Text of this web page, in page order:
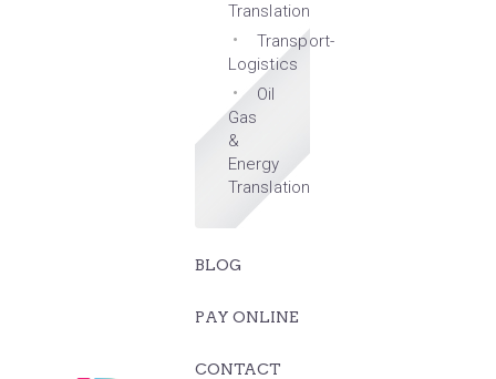
Translation
Transport-
Logistics
Oil
Gas
&
Energy
Translation
BLOG
PAY ONLINE
CONTACT